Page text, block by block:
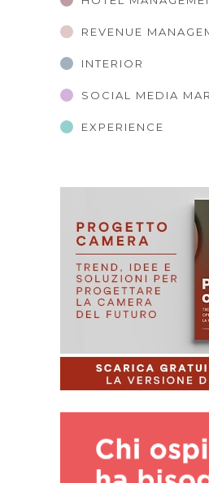
REVENUE
INTERIOR
SOCIAL MEDIA
EXPERIENCE